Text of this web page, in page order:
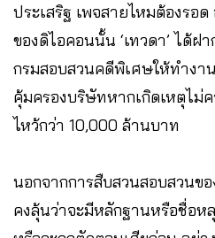
ประเสริฐ เพจสายไหมต้องรอ
ของดิไอคอนนั้น ‘เทวดา’ ได้ฝ
กรมสอบสวนคดีพิเศษให้ทำงา
คุ้มครองบริษัทหากเกิดเหตุไม่
ไหว้กว่า 10,000 ล้านบาท
นอกจากการสืบสวนสอบสวนข
คงลุ้นว่าจะมีหลักฐานหรือชื่อห